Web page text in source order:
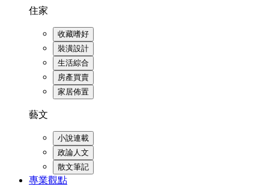
住家
收藏嗜好
裝潢設計
生活綜合
房產買賣
家居佈置
藝文
小說連載
政論人文
散文筆記
專業觀點